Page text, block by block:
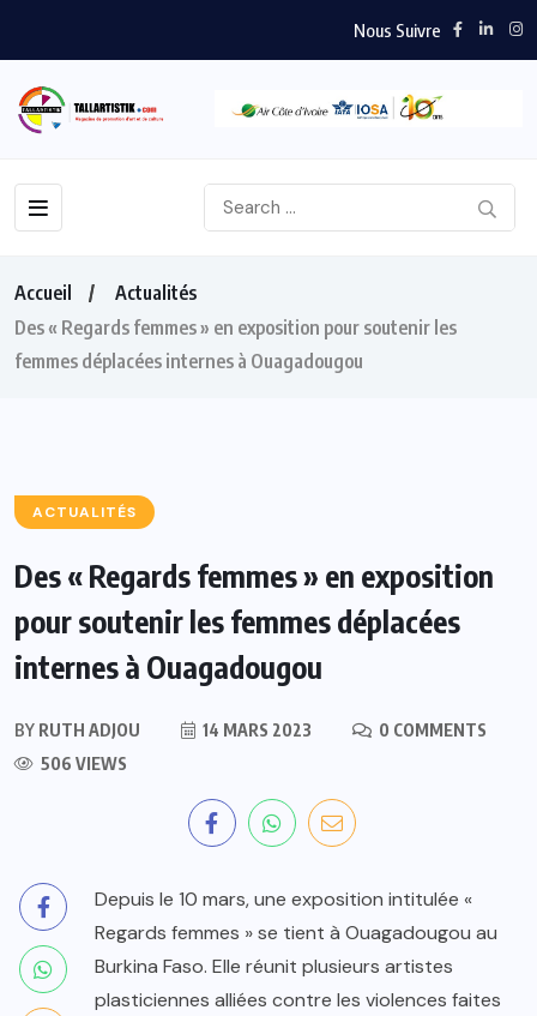
Nous Suivre
Accueil
Actualités
Des « Regards femmes » en exposition pour soutenir les
femmes déplacées internes à Ouagadougou
ACTUALITÉS
Des « Regards femmes » en exposition
pour soutenir les femmes déplacées
internes à Ouagadougou
BY RUTH ADJOU 14 MARS 2023
0 COMMENTS
506 VIEWS
Depuis le 10 mars, une exposition intitulée «
Regards femmes » se tient à Ouagadougou au
Burkina Faso. Elle réunit plusieurs artistes
plasticiennes alliées contre les violences faites